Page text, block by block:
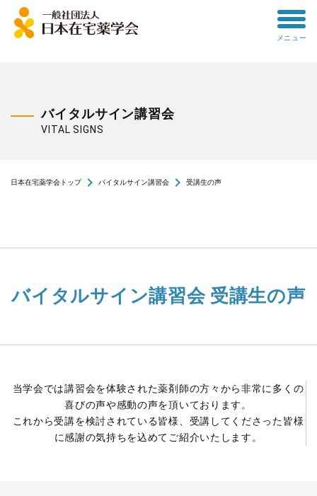
toggle
メニュー
バイタルサイン講習会
VITAL SIGNS
日本在宅薬学会トップnavigate_next バイタルサイン講習会 navigate_next 受講生の声
バイタルサイン講習会 受講生の声
当学会では講習会を体験された薬剤師の方々から非常に多くの
喜びの声や感動の声を頂いております。
これから受講を検討されている皆様、受講してくださった皆様
に感謝の気持ちを込めてご紹介いたします。